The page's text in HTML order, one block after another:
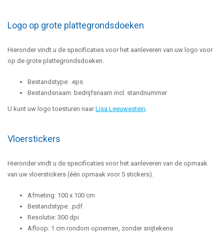
Logo op grote plattegrondsdoeken
Hieronder vindt u de specificaties voor het aanleveren van uw logo voor
op de grote plattegrondsdoeken.
Bestandstype: .eps
Bestandsnaam: bedrijfsnaam incl. standnummer
U kunt uw logo toesturen naarLisa Leeuwestein.
Vloerstickers
Hieronder vindt u de specificaties voor het aanleveren van de opmaak
van uw vloerstickers (één opmaak voor 5 stickers).
Afmeting: 100 x 100 cm
Bestandstype: .pdf
Resolutie: 300 dpi
Afloop: 1 cm rondom opnemen, zonder snijtekens